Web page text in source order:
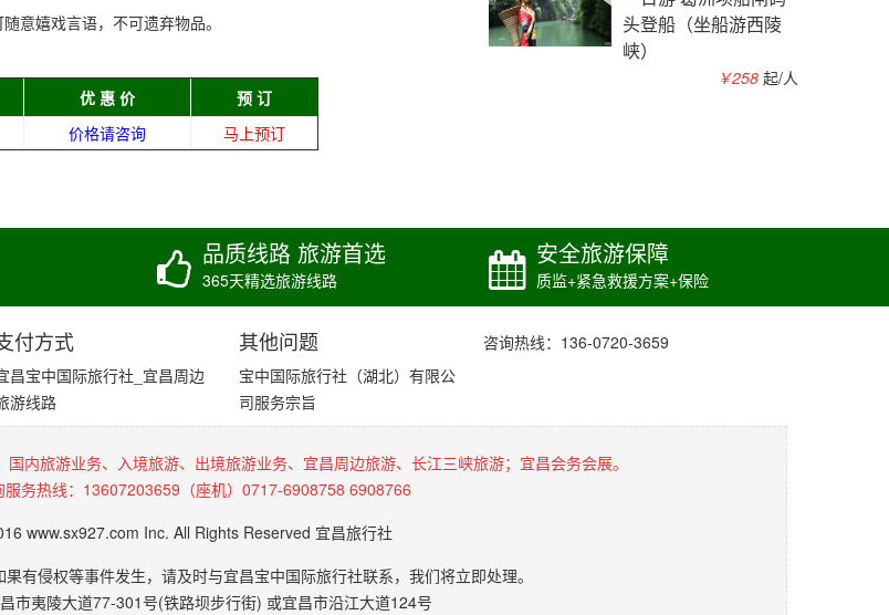
意嬉戏言语，不可遗弃物品。
优 惠 价
预 订
价格请咨询 马上预订
头登船（坐船游西陵
峡）
￥258起/人
品质线路 旅游首选
365天精选旅游线路
安全旅游保障
质监+紧急救援方案+保险
付方式
昌宝中国际旅行社_宜昌周边
游线路
其他问题
宝中国际旅行社（湖北）有限公
司服务宗旨
咨询热线：136-0720-3659
内旅游业务、入境旅游、出境旅游业务、宜昌周边旅游、长江三峡旅游；宜昌会务会展。
服务热线：13607203659（座机）0717-6908758 6908766
www.sx927.com Inc. All Rights Reserved 宜昌旅行社
有侵权等事件发生，请及时与宜昌宝中国际旅行社联系，我们将立即处理。
市夷陵大道77-301号(铁路坝步行街) 或宜昌市沿江大道124号